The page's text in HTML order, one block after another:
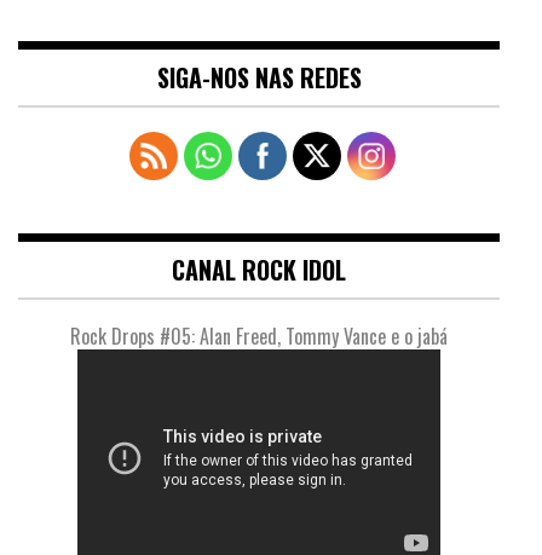
SIGA-NOS NAS REDES
CANAL ROCK IDOL
Rock Drops #05: Alan Freed, Tommy Vance e o jabá